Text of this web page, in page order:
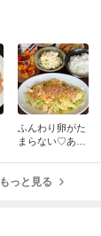
ふんわり卵がた
まらない♡あと
めで簡単朝ごは
もっと見る